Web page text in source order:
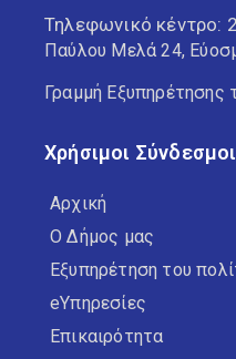
Τηλεφωνικό κέντρο:
Παύλου Μελά 24,
Γραμμή Εξυπηρέτησης
Χρήσιμοι Σύνδεσμοι
Αρχική
Ο Δήμος μας
Εξυπηρέτηση του
eΥπηρεσίες
Επικαιρότητα